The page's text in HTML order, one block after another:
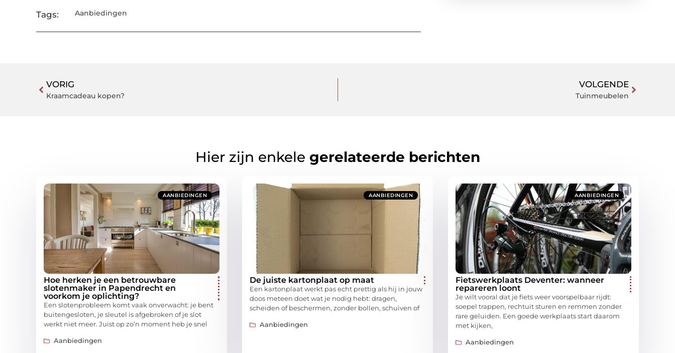
Tags: Aanbiedingen
VORIG
Kraamcadeau kopen?
VOLGENDE
Tuinmeubelen
Hier zijn enkele gerelateerde berichten
AANBIEDINGEN
Hoe herken je een betrouwbare
slotenmaker in Papendrecht en
voorkom je oplichting?
Een slotenprobleem komt vaak onverwacht: je bent
buitengesloten, je sleutel is afgebroken of je slot
werkt niet meer. Juist op zo’n moment heb je snel
Aanbiedingen
AANBIEDINGEN
De juiste kartonplaat op maat
Een kartonplaat werkt pas echt prettig als hij in jouw
doos meteen doet wat je nodig hebt: dragen,
scheiden of beschermen, zonder bollen, schuiven of
Aanbiedingen
AANBIEDINGEN
Fietswerkplaats Deventer: wanneer
repareren loont
Je wilt vooral dat je fiets weer voorspelbaar rijdt:
soepel trappen, rechtuit sturen en remmen zonder
rare geluiden. Een goede werkplaats start daarom
met kijken,
Aanbiedingen